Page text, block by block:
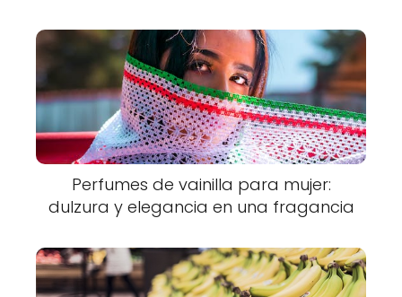
Perfumes de vainilla para mujer:
dulzura y elegancia en una fragancia